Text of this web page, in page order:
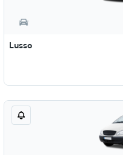
Lusso